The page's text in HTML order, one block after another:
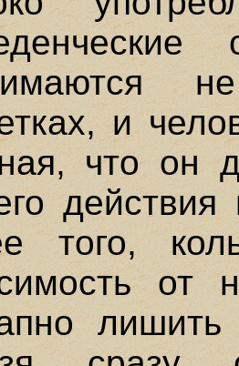
и
что он
того,
от